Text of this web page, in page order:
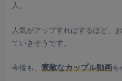
人。
人気がアップすればするほど、
ていきそうです。
今後も、 素敵なカップル動画を